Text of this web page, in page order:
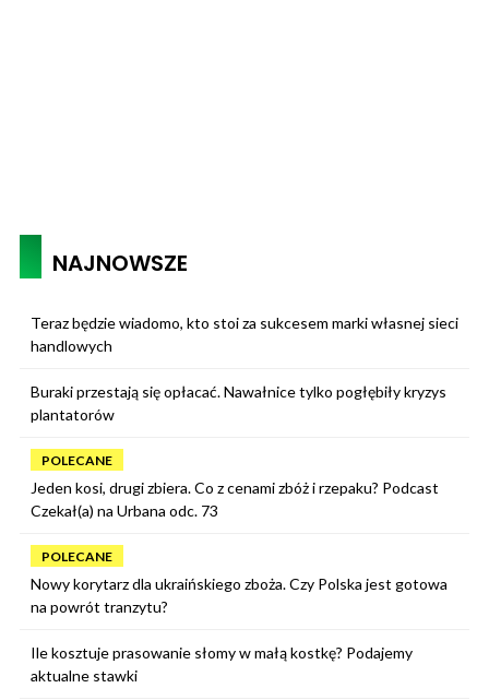
NAJNOWSZE
Teraz będzie wiadomo, kto stoi za sukcesem marki własnej sieci
handlowych
Buraki przestają się opłacać. Nawałnice tylko pogłębiły kryzys
plantatorów
POLECANE
Jeden kosi, drugi zbiera. Co z cenami zbóż i rzepaku? Podcast
Czekał(a) na Urbana odc. 73
POLECANE
Nowy korytarz dla ukraińskiego zboża. Czy Polska jest gotowa
na powrót tranzytu?
Ile kosztuje prasowanie słomy w małą kostkę? Podajemy
aktualne stawki